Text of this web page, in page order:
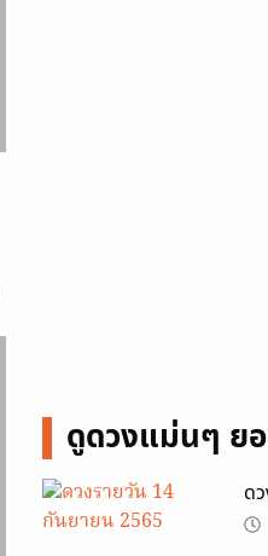
ดูดวงแม่นๆ ย
ด